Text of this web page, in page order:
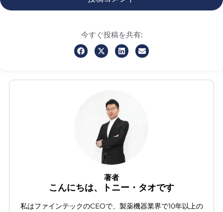
今すぐ投稿を共有:
著者
こんにちは、トニー・タオです
私はファインテックのCEOで、製薬機器業界で10年以上の